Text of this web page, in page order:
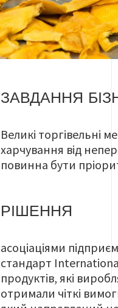
ЗАВДАННЯ
Великі торгівельні
харчування від
повинна бути
РІШЕННЯ
асоціаціями
стандарт
продуктів,які
отримали чіткі